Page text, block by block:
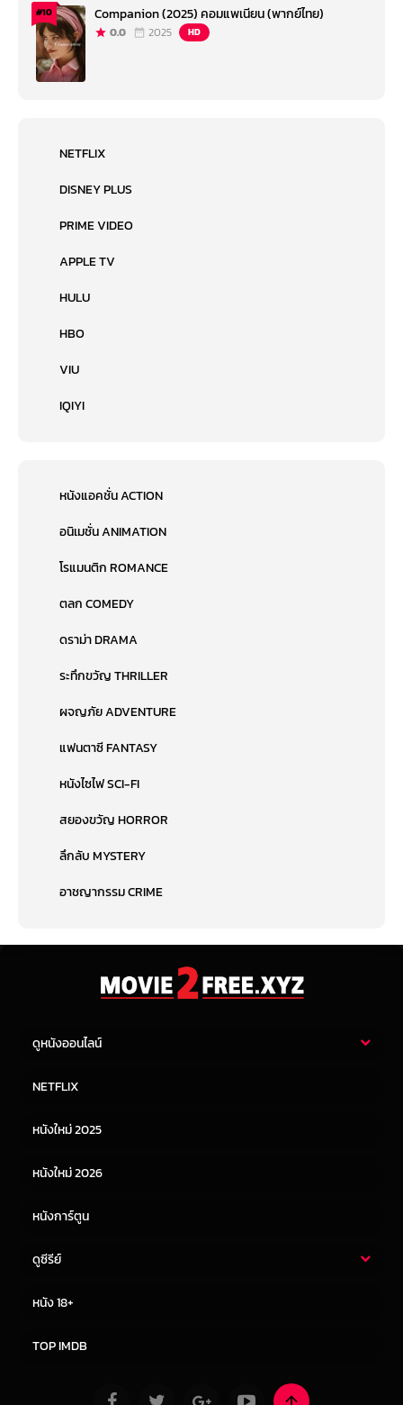
#10 Companion (2025) คอมแพเนียน (พากย์ไทย)
0.0 2025 HD
NETFLIX
DISNEY PLUS
PRIME VIDEO
APPLE TV
HULU
HBO
VIU
IQIYI
หนังแอคชั่น ACTION
อนิเมชั่น ANIMATION
โรแมนติก ROMANCE
ตลก COMEDY
ดราม่า DRAMA
ระทึกขวัญ THRILLER
ผจญภัย ADVENTURE
แฟนตาซี FANTASY
หนังไซไฟ SCI-FI
สยองขวัญ HORROR
ลึกลับ MYSTERY
อาชญากรรม CRIME
ดูหนังออนไลน์
หนังจีน
NETFLIX
หนังใหม่ 2025
หนังใหม่ 2026
หนังการ์ตูน
ดูซีรีย์
หนัง 18+
TOP IMDB